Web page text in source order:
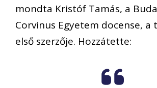
mondta Kristóf Tamás, a
Corvinus Egyetem docense, a
első szerzője. Hozzátette: